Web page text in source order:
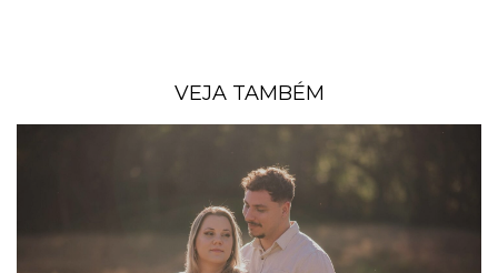
VEJA TAMBÉM